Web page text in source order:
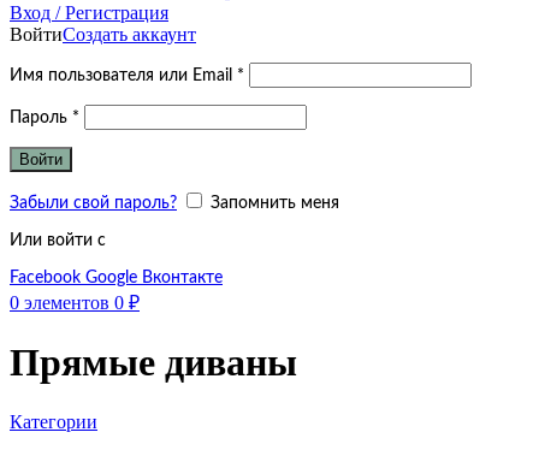
Вход / Регистрация
ВойтиСоздать аккаунт
Имя пользователя или Email *
Пароль *
Войти
Забыли свой пароль? Запомнить меня
Или войти с
Facebook Google Вконтакте
0 элементов 0 ₽
Прямые диваны
Категории